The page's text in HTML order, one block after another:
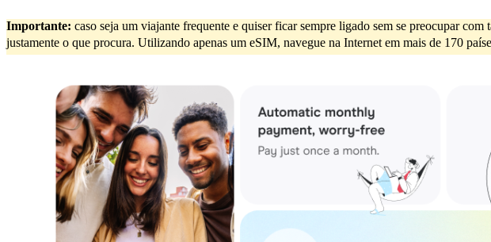
Importante: caso seja um viajante frequente e quiser ficar sempre ligado sem se preocupar
justamente o que procura. Utilizando apenas um eSIM, navegue na Internet em mais de 170